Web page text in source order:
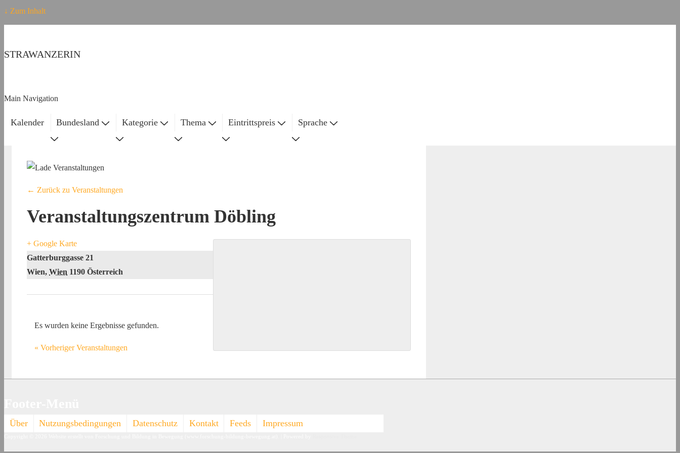
↓ Zum Inhalt
STRAWANZERIN
Main Navigation
Kalender Bundesland Kategorie Thema Eintrittspreis Sprache
← Zurück zu Veranstaltungen
Veranstaltungszentrum Döbling
+ Google Karte
Gatterburggasse 21
Wien, Wien 1190 Österreich
Es wurden keine Ergebnisse gefunden.
« Vorheriger Veranstaltungen
Über Nutzungsbedingungen Datenschutz Kontakt Feeds Impressum